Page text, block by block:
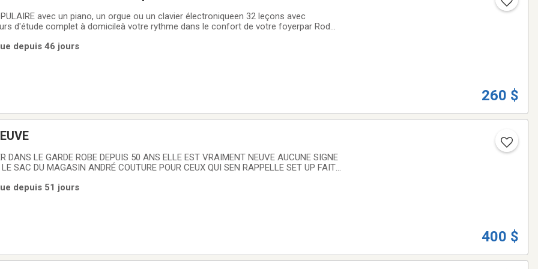
avec un piano, un orgue ou un clavier électroniqueen 32 leçons avec
d'étude complet à domicileà votre rythme dans le confort de votre foyerpar Rod
achatune cassette audio d'une
depuis 46 jours
260 $
NEUVE
SAC DU MAGASIN ANDRÉ COUTURE POUR CEUX QUI SEN RAPPELLE SET UP FAIT
depuis 51 jours
400 $